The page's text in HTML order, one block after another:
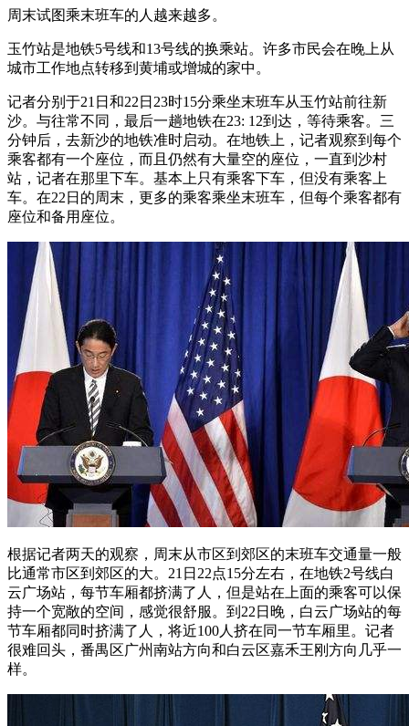
周末试图乘末班车的人越来越多。
玉竹站是地铁5号线和13号线的换乘站。许多市民会在晚上从
城市工作地点转移到黄埔或增城的家中。
记者分别于21日和22日23时15分乘坐末班车从玉竹站前往新
沙。与往常不同，最后一趟地铁在23: 12到达，等待乘客。三
分钟后，去新沙的地铁准时启动。在地铁上，记者观察到每个
乘客都有一个座位，而且仍然有大量空的座位，一直到沙村
站，记者在那里下车。基本上只有乘客下车，但没有乘客上
车。在22日的周末，更多的乘客乘坐末班车，但每个乘客都有
座位和备用座位。
根据记者两天的观察，周末从市区到郊区的末班车交通量一般
比通常市区到郊区的大。21日22点15分左右，在地铁2号线白
云广场站，每节车厢都挤满了人，但是站在上面的乘客可以保
持一个宽敞的空间，感觉很舒服。到22日晚，白云广场站的每
节车厢都同时挤满了人，将近100人挤在同一节车厢里。记者
很难回头，番禺区广州南站方向和白云区嘉禾王刚方向几乎一
样。